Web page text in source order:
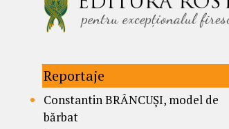
Reportaje
Constantin BRÂNCUȘI, model de
bărbat